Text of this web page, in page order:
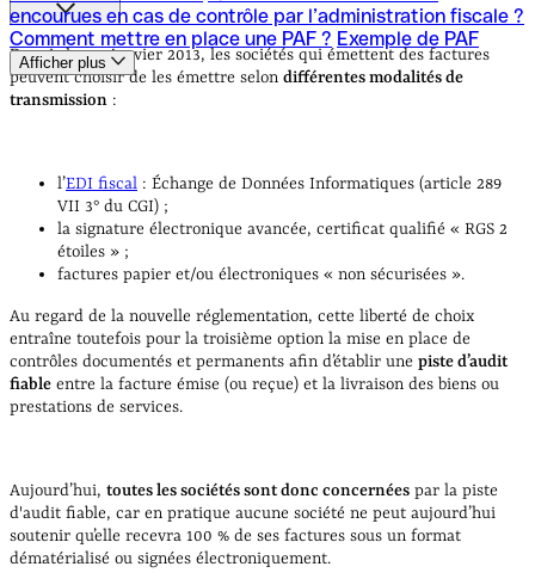
encourues en cas de contrôle par l’administration fiscale ?
Comment mettre en place une PAF ? Exemple de PAF
Afficher plus
Qu'est-ce que la piste d'audit fiable ? Quelles sont les
obligations autour de la PAF ? Quels sont les points de
contrôles récurrents ? Quelles sont les sanctions
encourues en cas de contrôle par l’administration fiscale ?
Depuis le 1er janvier 2013, les sociétés qui émettent des factures
peuvent choisir de les émettre selon différentes modalités de
transmission :
l’EDI fiscal : Échange de Données Informatiques (article 289
VII 3° du CGI) ;
la signature électronique avancée, certificat qualifié « RGS 2
étoiles » ;
factures papier et/ou électroniques « non sécurisées ».
Au regard de la nouvelle réglementation, cette liberté de choix
entraîne toutefois pour la troisième option la mise en place de
contrôles documentés et permanents afin d’établir une piste d’audit
fiable entre la facture émise (ou reçue) et la livraison des biens ou
prestations de services.
Aujourd’hui, toutes les sociétés sont donc concernées par la piste
d'audit fiable, car en pratique aucune société ne peut aujourd’hui
soutenir qu’elle recevra 100 % de ses factures sous un format
dématérialisé ou signées électroniquement.